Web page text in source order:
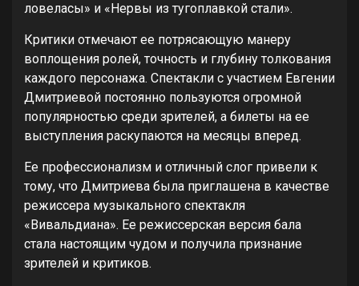
ловеласы» и «Нервы из тугоплавкой стали».
Критики отмечают ее потрясающую манеру
воплощения ролей, точность и глубину толкования
каждого персонажа. Спектакли с участием Евгении
Дмитриевой постоянно пользуются огромной
популярностью среди зрителей, а билеты на ее
выступления раскупаются на месяцы вперед.
Ее профессионализм и отличный слог привели к
тому, что Дмитриева была приглашена в качестве
режиссера музыкального спектакля
«Вивальдиана». Ее режиссерская версия бала
стала настоящим чудом и получила признание
зрителей и критиков.